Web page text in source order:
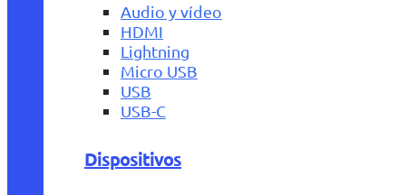
Audio y vídeo
HDMI
Lightning
Micro USB
USB
USB-C
Dispositivos